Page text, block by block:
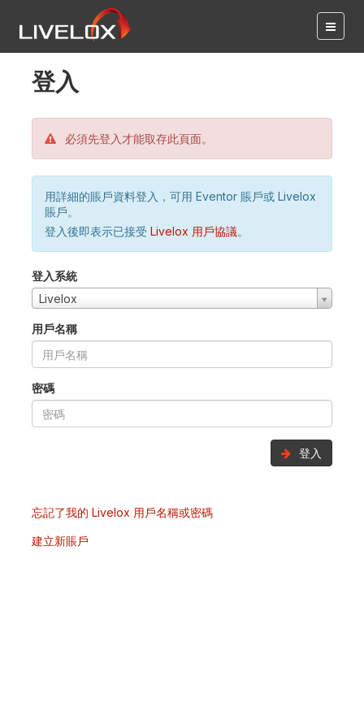
登入
必須先登入才能取存此頁面。
用詳細的賬戶資料登入，可用 Eventor 賬戶或 Livelox
賬戶。
登入後即表示已接受 Livelox 用戶協議。
登入系統
Livelox
用戶名稱
密碼
登入
忘記了我的 Livelox 用戶名稱或密碼
建立新賬戶